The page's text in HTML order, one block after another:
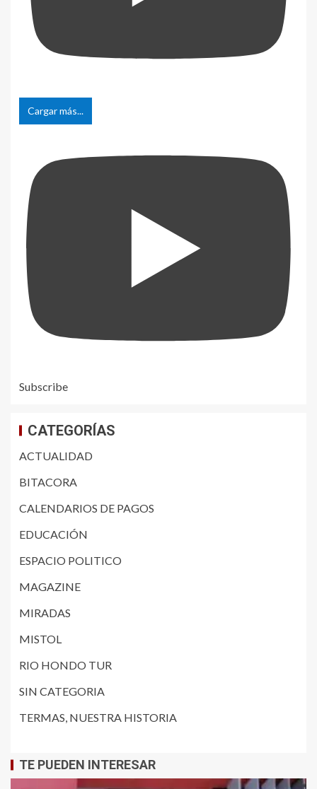
Cargar más...
Subscribe
CATEGORÍAS
ACTUALIDAD
BITACORA
CALENDARIOS DE PAGOS
EDUCACIÓN
ESPACIO POLITICO
MAGAZINE
MIRADAS
MISTOL
RIO HONDO TUR
SIN CATEGORIA
TERMAS, NUESTRA HISTORIA
TE PUEDEN INTERESAR